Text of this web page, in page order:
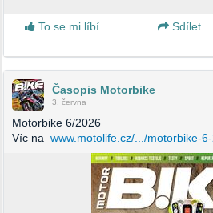
To se mi líbí
Sdílet
Časopis Motorbike
3. června
Motorbike 6/2026
Víc na www.motolife.cz/.../motorbike-